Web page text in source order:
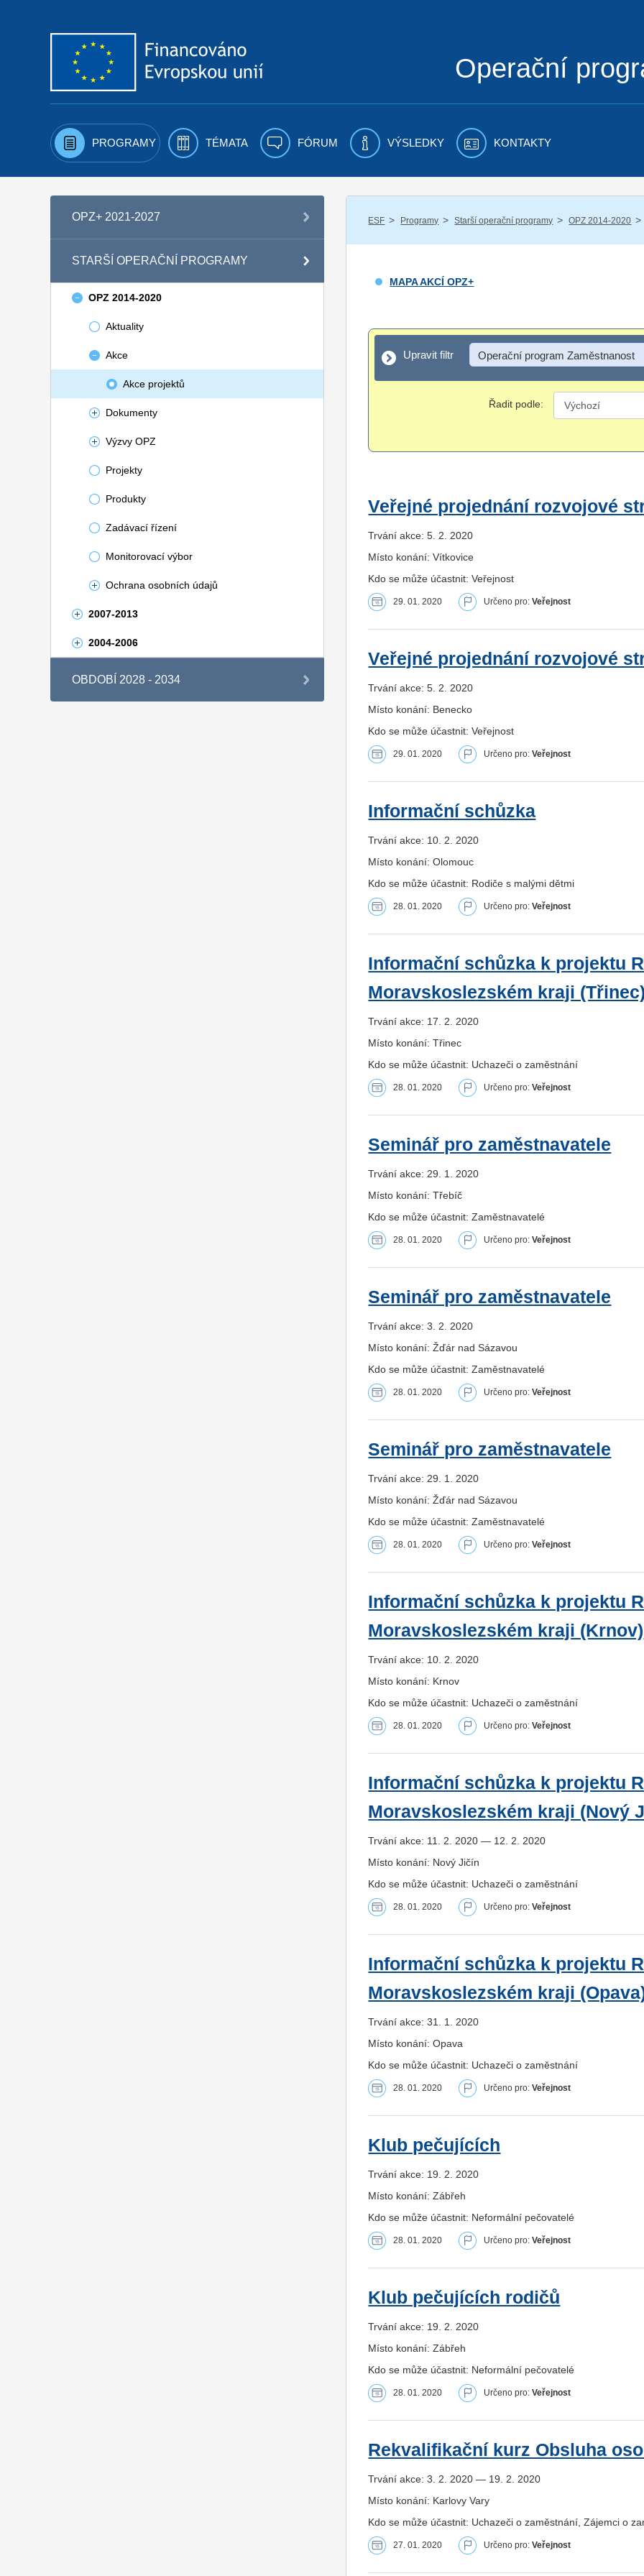
Operační
PROGRAMY TÉMATA FÓRUM VÝSLEDKY KONTAKTY
OPZ+ 2021-2027
STARŠÍ OPERAČNÍ PROGRAMY
OPZ 2014-2020
Aktuality
Akce
Akce projektů
Dokumenty
Výzvy OPZ
Projekty
Produkty
Zadávací řízení
Monitorovací výbor
Ochrana osobních údajů
2007-2013
2004-2006
OBDOBÍ 2028 - 2034
ESF / Programy / Starší operační programy / OPZ 2014-2020 /
MAPA AKCÍ OPZ+
Upravit filtr
Upravit filtr Operační program Zaměstnanost
Řadit podle:
Veřejné projednání rozvojové
Trvání akce: 5. 2. 2020
Místo konání: Vítkovice
Kdo se může účastnit: Veřejnost
29. 01. 2020 Určeno pro:Veřejnost
Veřejné projednání rozvojové
Trvání akce: 5. 2. 2020
Místo konání: Benecko
Kdo se může účastnit: Veřejnost
29. 01. 2020 Určeno pro:Veřejnost
Informační schůzka
Trvání akce: 10. 2. 2020
Místo konání: Olomouc
Kdo se může účastnit: Rodiče s malými dětmi
28. 01. 2020 Určeno pro:Veřejnost
Informační schůzka k projektu
Moravskoslezském kraji
Trvání akce: 17. 2. 2020
Místo konání: Třinec
Kdo se může účastnit: Uchazeči o zaměstnání
28. 01. 2020 Určeno pro:Veřejnost
Seminář pro zaměstnavatele
Trvání akce: 29. 1. 2020
Místo konání: Třebíč
Kdo se může účastnit: Zaměstnavatelé
28. 01. 2020 Určeno pro:Veřejnost
Seminář pro zaměstnavatele
Trvání akce: 3. 2. 2020
Místo konání: Žďár nad Sázavou
Kdo se může účastnit: Zaměstnavatelé
28. 01. 2020 Určeno pro:Veřejnost
Seminář pro zaměstnavatele
Trvání akce: 29. 1. 2020
Místo konání: Žďár nad Sázavou
Kdo se může účastnit: Zaměstnavatelé
28. 01. 2020 Určeno pro:Veřejnost
Informační schůzka k projektu
Moravskoslezském kraji (Krnov)
Trvání akce: 10. 2. 2020
Místo konání: Krnov
Kdo se může účastnit: Uchazeči o zaměstnání
28. 01. 2020 Určeno pro:Veřejnost
Informační schůzka k projektu
Moravskoslezském kraji (Nový
Trvání akce: 11. 2. 2020 — 12. 2. 2020
Místo konání: Nový Jičín
Kdo se může účastnit: Uchazeči o zaměstnání
28. 01. 2020 Určeno pro:Veřejnost
Informační schůzka k projektu
Moravskoslezském kraji
Trvání akce: 31. 1. 2020
Místo konání: Opava
Kdo se může účastnit: Uchazeči o zaměstnání
28. 01. 2020 Určeno pro:Veřejnost
Klub pečujících
Trvání akce: 19. 2. 2020
Místo konání: Zábřeh
Kdo se může účastnit: Neformální pečovatelé
28. 01. 2020 Určeno pro:Veřejnost
Klub pečujících rodičů
Trvání akce: 19. 2. 2020
Místo konání: Zábřeh
Kdo se může účastnit: Neformální pečovatelé
28. 01. 2020 Určeno pro:Veřejnost
Rekvalifikační kurz Obsluha
Trvání akce: 3. 2. 2020 — 19. 2. 2020
Místo konání: Karlovy Vary
Kdo se může účastnit: Uchazeči o zaměstnání, Zájemci o
27. 01. 2020 Určeno pro:Veřejnost